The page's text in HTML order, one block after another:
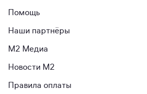
Помощь
Наши партнёры
М2 Медиа
Новости М2
Правила оплаты